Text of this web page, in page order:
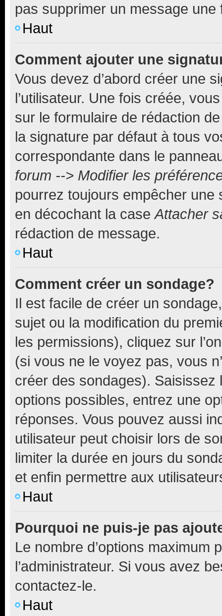
pas supprimer un message une
Haut
Comment ajouter une
Vous devez d’abord créer une
l’utilisateur. Une fois créée,
sur le formulaire de rédaction
la signature par défaut à tous
correspondante dans le
forum --> Modifier les
pourrez toujours empêcher une
en décochant la caseAttacher
rédaction de message.
Haut
Comment créer un sondage?
Il est facile de créer un
sujet ou la modification du
les permissions), cliquez sur
(si vous ne le voyez pas, vous
créer des sondages).
options possibles, entrez une
réponses. Vous pouvez aussi
utilisateur peut choisir lors de
limiter la durée en jours du
et enfin permettre aux
Haut
Pourquoi ne puis-je pas
Le nombre d’options maximum
l’administrateur. Si vous avez
contactez-le.
Haut